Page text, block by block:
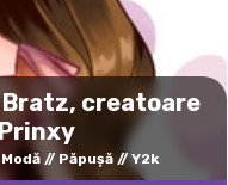
creatoare
Modă Păpuşă Y2k